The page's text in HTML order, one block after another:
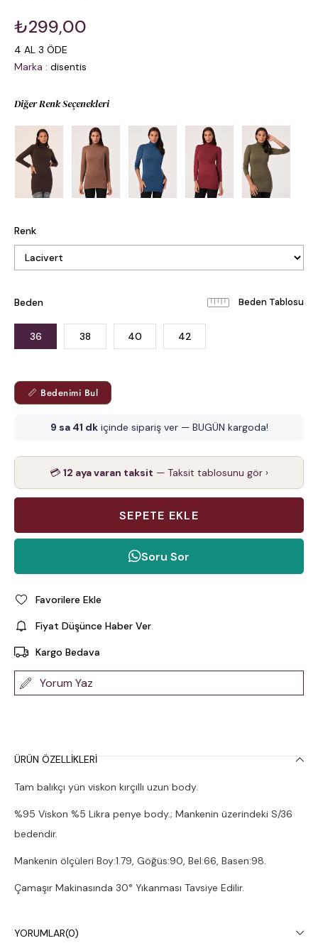
₺299,00
4 AL 3 ÖDE
Marka : disentis
Diğer Renk Seçenekleri
Renk
Beden Beden Tablosu
36 38 40 42
📏 Bedenimi Bul
9 sa 41 dkiçinde sipariş ver — BUGÜN kargoda!
💳 12 aya varan taksit — Taksit tablosunu gör ›
Soru Sor
Favorilere Ekle
Fiyat Düşünce Haber Ver
Kargo Bedava
Yorum Yaz
ÜRÜN ÖZELLIKLERI
Tam balıkçı yün viskon kırçıllı uzun body.
%95 Viskon %5 Likra penye body.; Mankenin üzerindeki S/36
bedendir.
Mankenin ölçüleri Boy:1.79, Göğüs:90, Bel:66, Basen:98.
Çamaşır Makinasında 30° Yıkanması Tavsiye Edilir.
YORUMLAR(0)